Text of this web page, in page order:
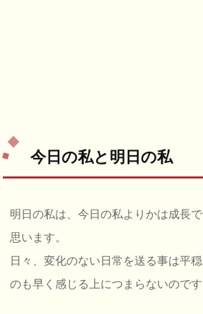
今日の私と明日の私
明日の私は、今日の私よりかは成長
思います。
日々、変化のない日常を送る事は平
のも早く感じる上につまらないのです